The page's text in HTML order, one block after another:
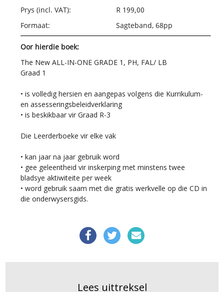
Prys (incl. VAT):
R 199,00
Formaat:
Sagteband, 68pp
Oor hierdie boek:
The New ALL-IN-ONE GRADE 1, PH, FAL/ LB
Graad 1
• is volledig hersien en aangepas volgens die Kurrikulum-
en assesseringsbeleidverklaring
• is beskikbaar vir Graad R-3
Die Leerderboeke vir elke vak
• kan jaar na jaar gebruik word
• gee geleentheid vir inskerping met minstens twee
bladsye aktiwiteite per week
• word gebruik saam met die gratis werkvelle op die CD in
die onderwysersgids.
Lees uittreksel